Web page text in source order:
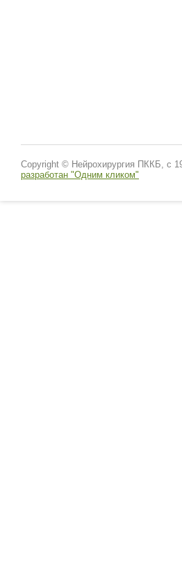
Copyright © Нейрохирургия ПККБ, с
разработан "Одним кликом"